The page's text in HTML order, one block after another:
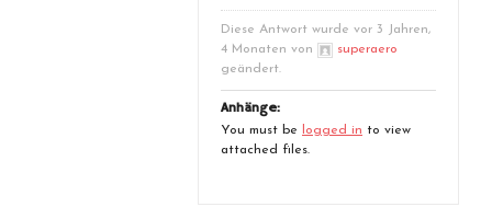
Diese Antwort wurde vor 3 Jahren,
4 Monaten von
superaero
geändert.
Anhänge:
You must be logged in to view
attached files.